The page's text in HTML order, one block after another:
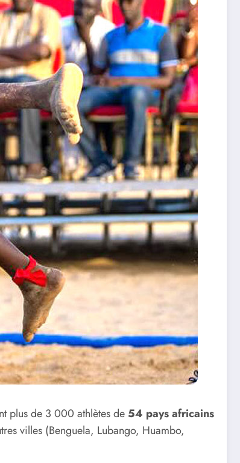
plus de 3 000 athlètes de 54 pays africains
villes (Benguela, Lubango, Huambo,